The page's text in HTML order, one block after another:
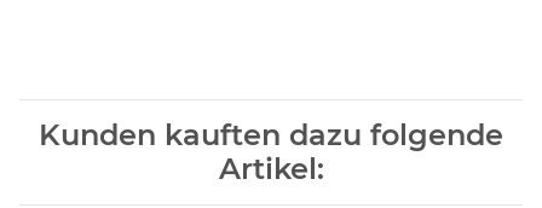
Kunden kauften dazu folgende
Artikel: